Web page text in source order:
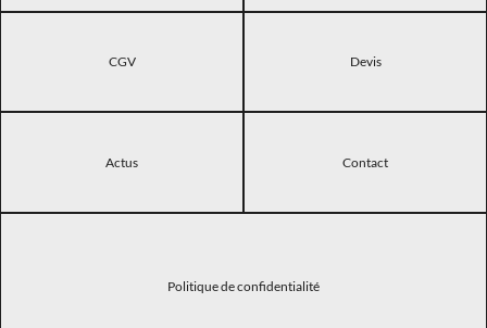
CGV Devis
Actus Contact
Politique de confidentialité